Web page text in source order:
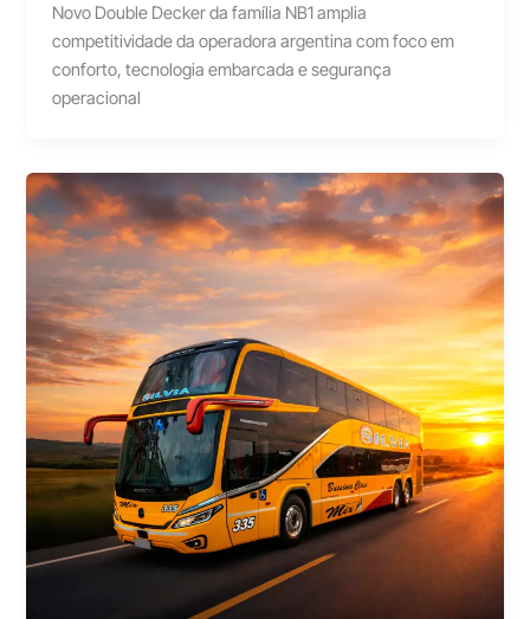
Novo Double Decker da família NB1 amplia
competitividade da operadora argentina com foco em
conforto, tecnologia embarcada e segurança
operacional